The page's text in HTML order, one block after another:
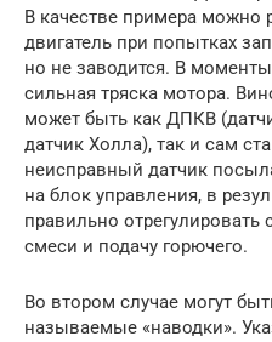
В качестве примера можно
двигатель при попытках
но не заводится. В
сильная тряска мотора.
может быть как ДПКВ
датчик Холла), так и сам
неисправный датчик
на блок управления, в
правильно
смеси и подачу горючего.
Во втором случае могут
называемые «наводки».